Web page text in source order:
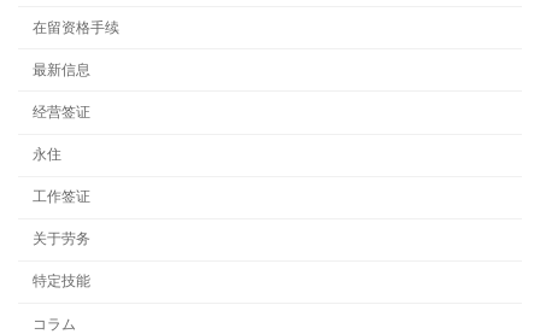
在留资格手续
最新信息
经营签证
永住
工作签证
关于劳务
特定技能
コラム